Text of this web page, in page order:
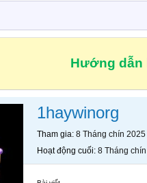
Hướng dẫn
1haywinorg
Tham gia 8 Tháng chín 2025
Hoạt động cuối 8 Tháng